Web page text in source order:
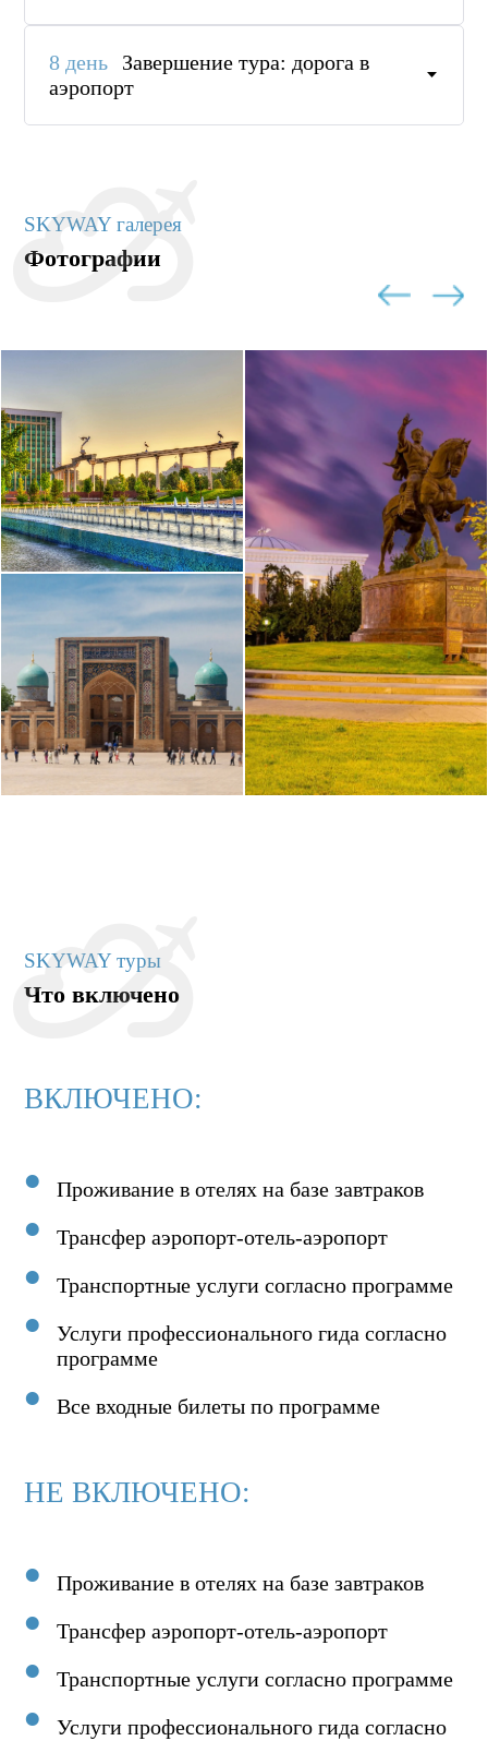
8 день
Завершение тура: дорога в
аэропорт
SKYWAY галерея
Фотографии
SKYWAY туры
Что включено
ВКЛЮЧЕНО:
Проживание в отелях на базе завтраков
Трансфер аэропорт-отель-аэропорт
Транспортные услуги согласно программе
Услуги профессионального гида согласно
программе
Все входные билеты по программе
НЕ ВКЛЮЧЕНО:
Проживание в отелях на базе завтраков
Трансфер аэропорт-отель-аэропорт
Транспортные услуги согласно программе
Услуги профессионального гида согласно